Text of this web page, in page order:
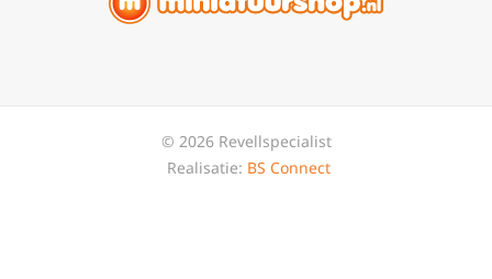
© 2026 Revellspecialist
Realisatie: BS Connect